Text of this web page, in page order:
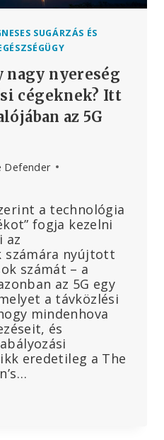
SUGÁRZÁS ÉS
nagy nyereség
cégeknek? Itt
az 5G
Defender
a technológia
fogja kezelni
az
nyújtott
számát – a
az 5G egy
a távközlési
mindenhova
és
eredetileg a The